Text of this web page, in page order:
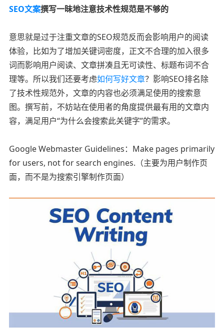
SEO文案撰写一昧地注意技术性规范是不够的
意思就是过于注重文章的SEO规范反而会影响用户的阅读
体验，比如为了增加关键词密度，正文不合理的加入很多
词而影响用户阅读、文章拼凑且无可读性、标题布词不合
理等。所以我们还要考虑如何写好文章？影响SEO排名除
了技术性规范外，文章的内容也必须满足使用的搜索意
图。撰写前，不妨站在使用者的角度提供最有用的文章内
容，满足用户“为什么会搜索此关键字”的需求。
Google Webmaster Guidelines：Make pages primarily
for users, not for search engines.（主要为用户制作页
面，而不是为搜索引擎制作页面）